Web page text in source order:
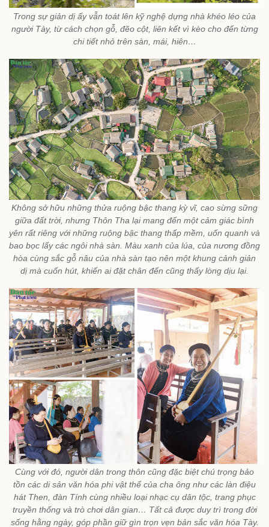
Trong sự giản dị ấy vẫn toát lên kỹ nghệ dựng nhà khéo léo của
người Tày, từ cách chọn gỗ, đẽo cột, liên kết vì kèo cho đến từng
chi tiết nhỏ trên sàn, mái, hiên…
Không sở hữu những thửa ruộng bậc thang kỳ vĩ, cao sừng sững
giữa đất trời, nhưng Thôn Tha lại mang đến một cảm giác bình
yên rất riêng với những ruộng bậc thang thấp mềm, uốn quanh và
bao bọc lấy các ngôi nhà sàn. Màu xanh của lúa, của nương đồng
hòa cùng sắc gỗ nâu của nhà sàn tạo nên một khung cảnh giản
dị mà cuốn hút, khiến ai đặt chân đến cũng thấy lòng dịu lại.
Cùng với đó, người dân trong thôn cũng đặc biệt chú trọng bảo
tồn các di sản văn hóa phi vật thể của cha ông như các làn điệu
hát Then, đàn Tính cùng nhiều loại nhạc cụ dân tộc, trang phục
truyền thống và trò chơi dân gian… Tất cả được duy trì trong đời
sống hằng ngày, góp phần giữ gìn trọn vẹn bản sắc văn hóa Tày.